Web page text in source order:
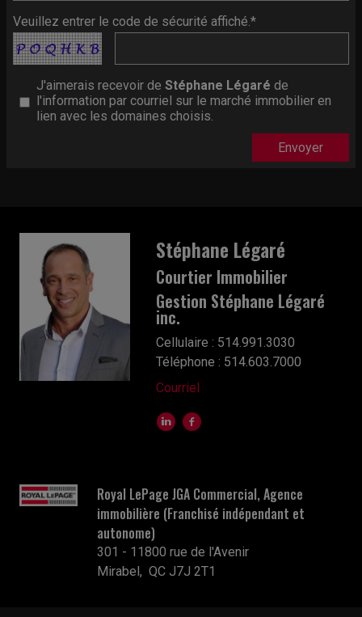
Veuillez entrer le code de sécurité affiché.*
J'aimerais recevoir de Stéphane Légaré de
l'information par courriel sur le marché immobilier en
lien avec les domaines choisis.
Stéphane Légaré
Courtier Immobilier
Gestion Stéphane Légaré
inc.
Cellulaire : 514.991.3030
Téléphone : 514.603.7000
Courriel
Royal LePage JGA Commercial, Agence
immobilière (Franchisé indépendant et
autonome)
301 - 11800 rue de l'Avenir
Mirabel, QC J7J 2T1